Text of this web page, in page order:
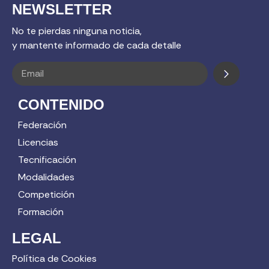
NEWSLETTER
No te pierdas ninguna noticia,
y mantente informado de cada detalle
CONTENIDO
Federación
Licencias
Tecnificación
Modalidades
Competición
Formación
LEGAL
Política de Cookies